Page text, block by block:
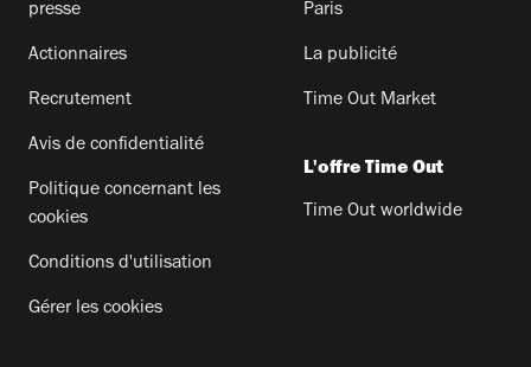
presse
Actionnaires
Recrutement
Avis de confidentialité
Politique concernant les
cookies
Conditions d'utilisation
Gérer les cookies
Paris
La publicité
Time Out Market
L'offre Time Out
Time Out worldwide